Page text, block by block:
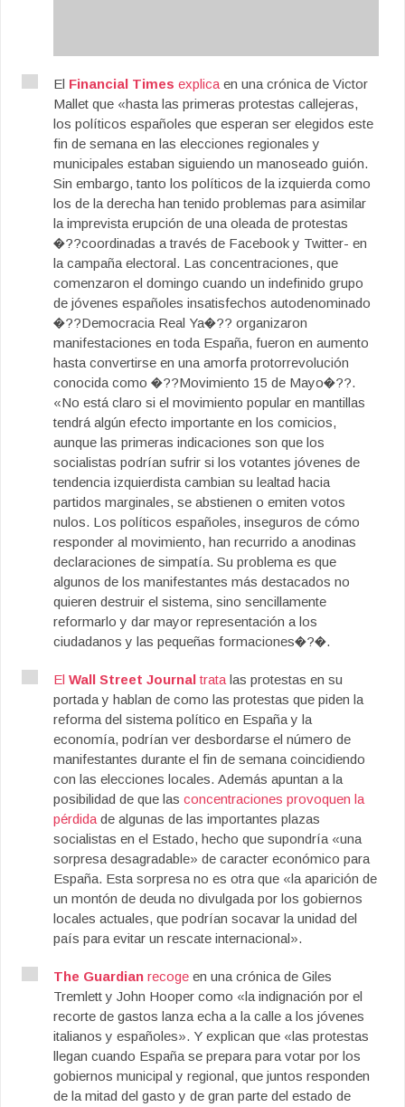
El Financial Times explica en una crónica de Victor
Mallet que «hasta las primeras protestas callejeras,
los políticos españoles que esperan ser elegidos este
fin de semana en las elecciones regionales y
municipales estaban siguiendo un manoseado guión.
Sin embargo, tanto los políticos de la izquierda como
los de la derecha han tenido problemas para asimilar
la imprevista erupción de una oleada de protestas
�??coordinadas a través de Facebook y Twitter- en
la campaña electoral. Las concentraciones, que
comenzaron el domingo cuando un indefinido grupo
de jóvenes españoles insatisfechos autodenominado
�??Democracia Real Ya�?? organizaron
manifestaciones en toda España, fueron en aumento
hasta convertirse en una amorfa protorrevolución
conocida como �??Movimiento 15 de Mayo�??.
«No está claro si el movimiento popular en mantillas
tendrá algún efecto importante en los comicios,
aunque las primeras indicaciones son que los
socialistas podrían sufrir si los votantes jóvenes de
tendencia izquierdista cambian su lealtad hacia
partidos marginales, se abstienen o emiten votos
nulos. Los políticos españoles, inseguros de cómo
responder al movimiento, han recurrido a anodinas
declaraciones de simpatía. Su problema es que
algunos de los manifestantes más destacados no
quieren destruir el sistema, sino sencillamente
reformarlo y dar mayor representación a los
ciudadanos y las pequeñas formaciones�?�.
El Wall Street Journaltrata las protestas en su
portada y hablan de como las protestas que piden la
reforma del sistema político en España y la
economía, podrían ver desbordarse el número de
manifestantes durante el fin de semana coincidiendo
con las elecciones locales. Además apuntan a la
posibilidad de que las concentraciones provoquen la
pérdida de algunas de las importantes plazas
socialistas en el Estado, hecho que supondría «una
sorpresa desagradable» de caracter económico para
España. Esta sorpresa no es otra que «la aparición de
un montón de deuda no divulgada por los gobiernos
locales actuales, que podrían socavar la unidad del
país para evitar un rescate internacional».
The Guardian recoge en una crónica de Giles
Tremlett y John Hooper como «la indignación por el
recorte de gastos lanza echa a la calle a los jóvenes
italianos y españoles». Y explican que «las protestas
llegan cuando España se prepara para votar por los
gobiernos municipal y regional, que juntos responden
de la mitad del gasto y de gran parte del estado de